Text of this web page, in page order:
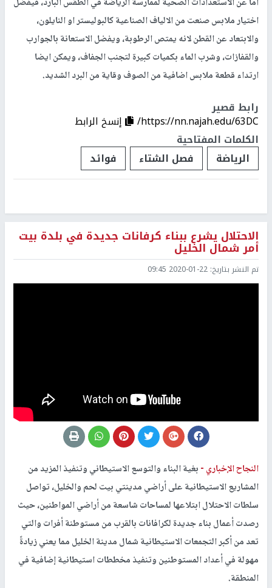
اختيار ملابس صنعت من الالياف الصناعية كالبوليستر او النايلون،
والابتعاد عن القطن لانه يمتص الرطوبة، ويفضل الاستعانة بالجوارب
والقفازات، وشرب الماء بكميات كبيرة لتجنب الجفاف، ويمكن ايضا
ارتداء قطعة ملابس اضافية من الصوف وقاية من البرد الشديد.
رابط قصير
https://nn.najah.edu/63DC/
إنسخ الرابط
الكلمات المفتاحية
الرياضة
فصل الشتاء فوائد
الاحتلال يشرع ببناء كرفانات جديدة في بلدة بيت
أمر شمال الخليل
تم النشر بتاريخ: 2020-01-22 09:45
النجاح الإخباري -بغية البناء والتوسع الاستيطاني وتنفيذ المزيد من
المشاريع الاستيطانية على أراضي مدينتي بيت لحم والخليل، تواصل
سلطات الاحتلال ابتلاعها لمساحات شاسعة من أراضي المواطنين، حيث
رصدت أعمال بناء جديدة لكرافانات بالقرب من مستوطنة أفرات والتي
تعد من أكبر التجمعات الاستيطانية شمال مدينة الخليل مما يعني زيادةً
مهولة في أعداد المستوطنين وتنفيذ مخططات استيطانية إضافية في
المنطقة.